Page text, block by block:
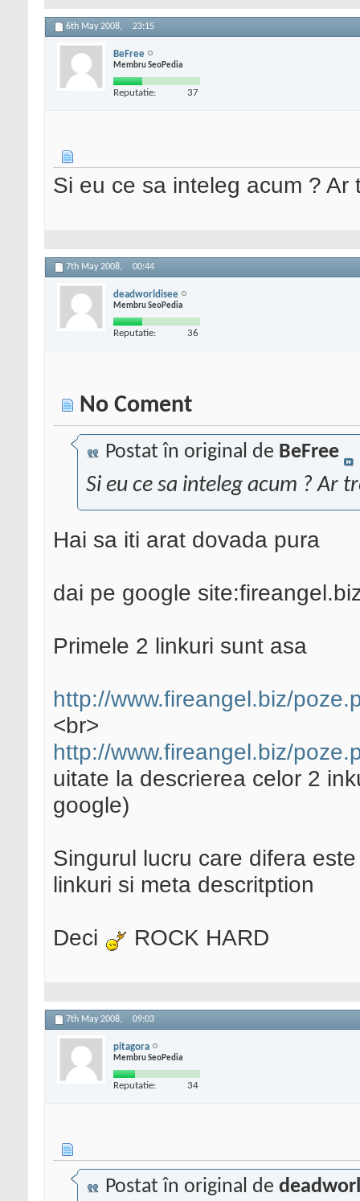
6th May 2008, 23:15
BeFree
Membru SeoPedia
Reputatie: 37
Si eu ce sa inteleg acum ?
7th May 2008, 00:44
deadworldisee
Membru SeoPedia
Reputatie: 36
No Coment
Postat în original de BeFree
Si eu ce sa inteleg acum ? Ar
Hai sa iti arat dovada pura
dai pe google
Primele 2 linkuri sunt asa
http://www.fireangel.biz/
<br>
http://www.fireangel.biz/
uitate la descrierea celor 2
google)
Singurul lucru care difera
linkuri si meta descritption
Deci ROCK HARD
7th May 2008, 09:03
pitagora
Membru SeoPedia
Reputatie: 34
Postat în original de